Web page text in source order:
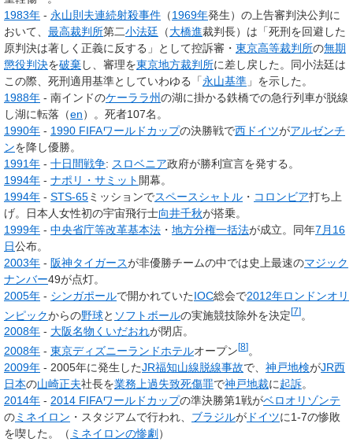
1983年 - 永山則夫連続射殺事件 （1969年発生）の上告審判決公判に
おいて、 最高裁判所第二小法廷 （大橋進裁判長）は「死刑を回避した
原判決は著しく正義に反する」として控訴審・ 東京高等裁判所の無期
懲役判決を破棄し、審理を東京地方裁判所に差し戻した。同小法廷は
この際、死刑適用基準としていわゆる「永山基準 」を示した。
1988年 - 南インドのケーララ州の湖に掛かる鉄橋での急行列車が脱線
し湖に転落（en）。死者107名。
1990年 - 1990 FIFAワールドカップの決勝戦で西ドイツがアルゼンチ
ンを降し優勝。
1991年 - 十日間戦争: スロベニア政府が勝利宣言を発する。
1994年 - ナポリ・サミット 開幕。
1994年 - STS-65ミッションでスペースシャトル ・ コロンビア打ち上
げ。日本人女性初の宇宙飛行士向井千秋が搭乗。
1999年 - 中央省庁等改革基本法 ・ 地方分権一括法が成立。同年7月16
日公布。
2003年 - 阪神タイガースが非優勝チームの中では史上最速のマジック
ナンバー49が点灯。
2005年 - シンガポールで開かれていたIOC総会で2012年ロンドンオリ
ンピックからの野球と ソフトボールの実施競技除外を決定[7]
2008年 - 大阪名物くいだおれが閉店。
2008年 - 東京ディズニーランドホテルオープン[8] 。
2009年 - 2005年に発生したJR福知山線脱線事故で、 神戸地検がJR西
日本の山崎正夫社長を業務上過失致死傷罪で神戸地裁に起訴。
2014年 - 2014 FIFAワールドカップの準決勝第1戦がベロオリゾンテ
のミネイロン ・スタジアムで行われ、 ブラジルが ドイツに1-7の惨敗
を喫した。（ ミネイロンの惨劇 ）